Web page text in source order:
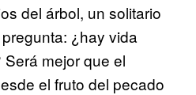
del árbol, un solitario
¿hay vida
mejor que el
el fruto del pecado